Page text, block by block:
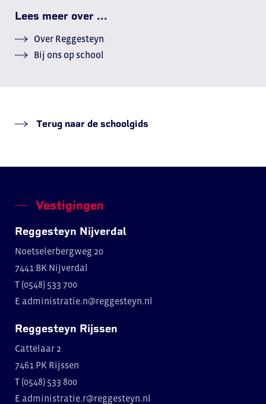
Lees meer over ...
Over Reggesteyn
Bij ons op school
Terug naar de schoolgids
Vestigingen
Reggesteyn Nijverdal
Noetselerbergweg 20
7441 BK Nijverdal
T (0548) 533 700
E administratie.n@reggesteyn.nl
Reggesteyn Rijssen
Cattelaar 2
7461 PK Rijssen
T (0548) 533 800
E administratie.r@reggesteyn.nl